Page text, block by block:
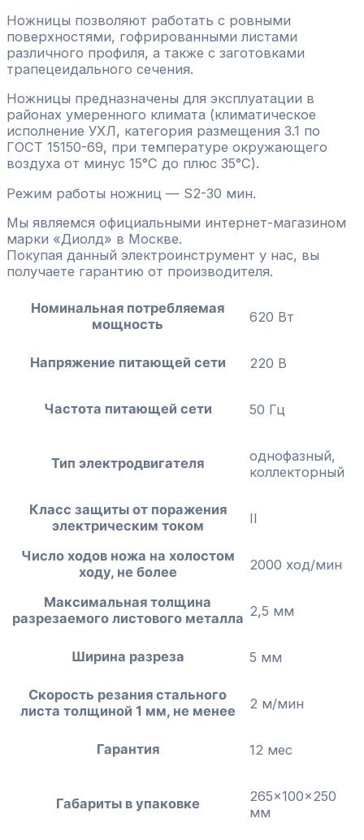
Ножницы позволяют работать с ровными
поверхностями, гофрированными листами
различного профиля, а также с заготовками
трапецеидального сечения.
Ножницы предназначены для эксплуатации в
районах умеренного климата (климатическое
исполнение УХЛ, категория размещения 3.1 по
ГОСТ 15150-69, при температуре окружающего
воздуха от минус 15°С до плюс 35°С).
Режим работы ножниц — S2-30 мин.
Мы являемся официальными интернет-магазином
марки «Диолд» в Москве.
Покупая данный электроинструмент у нас, вы
получаете гарантию от производителя.
Номинальная потребляемая
мощность
620 Вт
Напряжение питающей сети 220 В
Частота питающей сети 50 Гц
Тип электродвигателя
однофазный,
коллекторный
Класс защиты от поражения
электрическим током
II
Число ходов ножа на холостом
ходу, не более
2000 ход/мин
Максимальная толщина
разрезаемого листового металла 2,5 мм
Ширина разреза 5 мм
Скорость резания стального
листа толщиной 1 мм, не менее
2 м/мин
Гарантия 12 мес
Габариты в упаковке
265x100x250
мм